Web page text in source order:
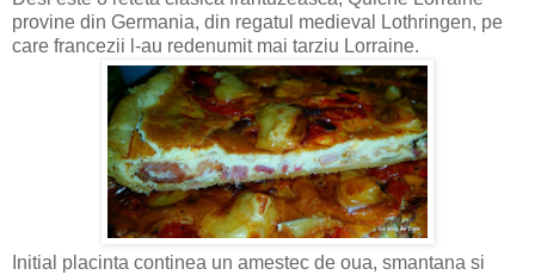
provine din Germania, din regatul medieval Lothringen, pe
care francezii l-au redenumit mai tarziu Lorraine.
Initial placinta continea un amestec de oua, smantana si